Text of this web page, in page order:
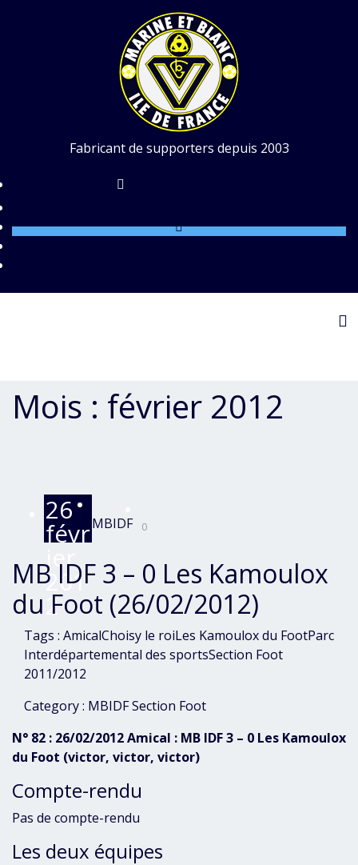
Fabricant de supporters depuis 2003
Mois : février 2012
26
févr
ier
201
2
MBIDF 0
MB IDF 3 – 0 Les Kamoulox
du Foot (26/02/2012)
Tags : AmicalChoisy le roiLes Kamoulox du FootParc
Interdépartemental des sportsSection Foot
2011/2012
Category : MBIDFSection Foot
N° 82 : 26/02/2012 Amical : MB IDF 3 – 0 Les Kamoulox
du Foot (victor, victor, victor)
Compte-rendu
Pas de compte-rendu
Les deux équipes